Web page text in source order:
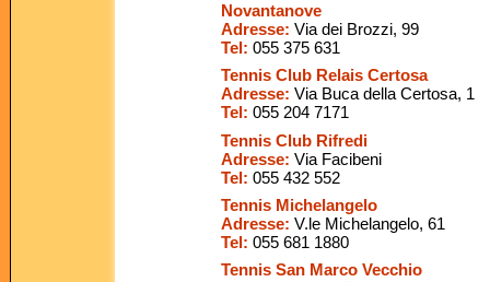
Novantanove
Adresse: Via dei Brozzi, 99
Tel: 055 375 631
Tennis Club Relais Certosa
Adresse: Via Buca della Certosa, 1
Tel: 055 204 7171
Tennis Club Rifredi
Adresse: Via Facibeni
Tel: 055 432 552
Tennis Michelangelo
Adresse: V.le Michelangelo, 61
Tel: 055 681 1880
Tennis San Marco Vecchio